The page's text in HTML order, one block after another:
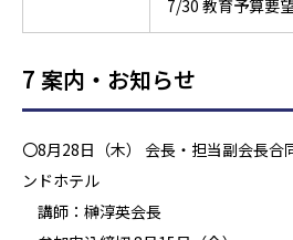
7/30 教育予算要
7 案内・お知らせ
〇8月28日（木） 会長・担当副会長合
ンドホテル
講師：榊淳英会長